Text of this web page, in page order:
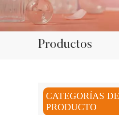
Productos
CATEGORÍAS DE
PRODUCTO